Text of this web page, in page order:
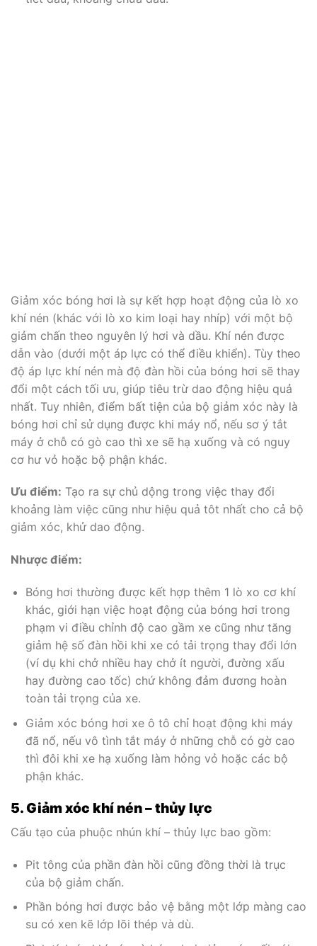
Giảm xóc bóng hơi là sự kết hợp hoạt động của lò xo
khí nén (khác với lò xo kim loại hay nhíp) với một bộ
giảm chấn theo nguyên lý hơi và dầu. Khí nén được
dẫn vào (dưới một áp lực có thể điều khiển). Tùy theo
độ áp lực khí nén mà độ đàn hồi của bóng hơi sẽ thay
đổi một cách tối ưu, giúp tiêu trừ dao động hiệu quả
nhất. Tuy nhiên, điểm bất tiện của bộ giảm xóc này là
bóng hơi chỉ sử dụng được khi máy nổ, nếu sơ ý tắt
máy ở chỗ có gò cao thì xe sẽ hạ xuống và có nguy
cơ hư vỏ hoặc bộ phận khác.
Ưu điểm: Tạo ra sự chủ dộng trong việc thay đổi
khoảng làm việc cũng như hiệu quả tôt nhất cho cả bộ
giảm xóc, khử dao động.
Nhược điểm:
Bóng hơi thường được kết hợp thêm 1 lò xo cơ khí
khác, giới hạn việc hoạt động của bóng hơi trong
phạm vi điều chỉnh độ cao gầm xe cũng như tăng
giảm hệ số đàn hồi khi xe có tải trọng thay đổi lớn
(ví dụ khi chở nhiều hay chở ít người, đường xấu
hay đường cao tốc) chứ không đảm đương hoàn
toàn tải trọng của xe.
Giảm xóc bóng hơi xe ô tô chỉ hoạt động khi máy
đã nổ, nếu vô tình tắt máy ở những chỗ có gờ cao
thì đôi khi xe hạ xuống làm hỏng vỏ hoặc các bộ
phận khác.
5. Giảm xóc khí nén – thủy lực
Cấu tạo của phuộc nhún khí – thủy lực bao gồm:
Pit tông của phần đàn hồi cũng đồng thời là trục
của bộ giảm chấn.
Phần bóng hơi được bảo vệ bằng một lớp màng cao
su có xen kẽ lớp lõi thép và dù.